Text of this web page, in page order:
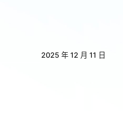
2025 年 12 月 11 日